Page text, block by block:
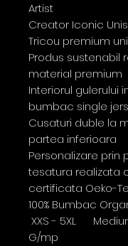
Artist
Creator Iconic
Tricou premium
Produs sustenabil
material premium
Interiorul gulerului
bumbac single
Cusaturi duble la
partea inferioara
Personalizare prin
tesatura realizata
certificata Oeko-
100% Bumbac
XXS - 5XL
G/mp